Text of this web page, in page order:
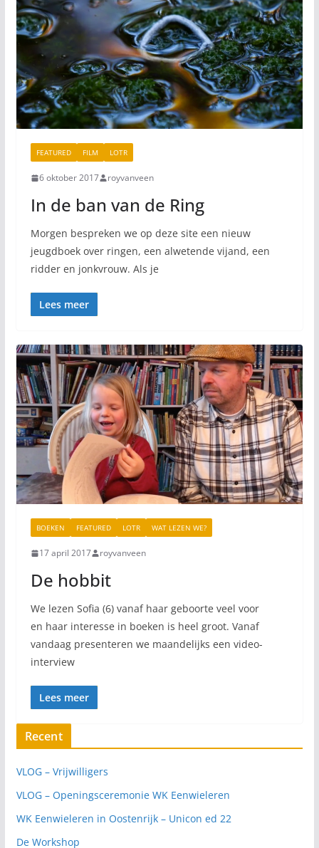
FEATURED FILM LOTR
6 oktober 2017 royvanveen
In de ban van de Ring
Morgen bespreken we op deze site een nieuw
jeugdboek over ringen, een alwetende vijand, een
ridder en jonkvrouw. Als je
Lees meer
BOEKEN FEATURED LOTR WAT LEZEN WE?
17 april 2017 royvanveen
De hobbit
We lezen Sofia (6) vanaf haar geboorte veel voor
en haar interesse in boeken is heel groot. Vanaf
vandaag presenteren we maandelijks een video-
interview
Lees meer
Recent
VLOG – Vrijwilligers
VLOG – Openingsceremonie WK Eenwieleren
WK Eenwieleren in Oostenrijk – Unicon ed 22
De Workshop